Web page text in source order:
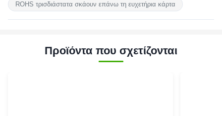
ROHS τρισδιάστατα σκάουν επάνω τη ευχετήρια κάρτα
Προϊόντα που σχετίζονται